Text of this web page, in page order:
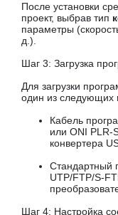
После установки
проект, выбрав тип
параметры
д.).
Шаг 3: Загрузка
Для загрузки
один из следующих
Кабель
или ONI PLR-
конвертера
Стандартный
UTP/FTP/S-
Шаг 4: Настройка